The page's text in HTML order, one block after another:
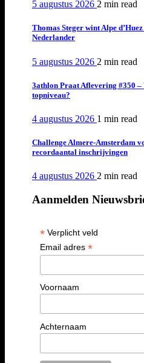
5 augustus 2026 2 min read
Thomas Steger wint Alpe
Nederlander
5 augustus 2026 2 min read
3athlon Praat Aflevering #350
topniveau?
4 augustus 2026 1 min read
Challenge Almere-Amsterdam
recordaantal inschrijvingen
4 augustus 2026 2 min read
Aanmelden
*Verplicht veld
Email adres *
Voornaam
Achternaam